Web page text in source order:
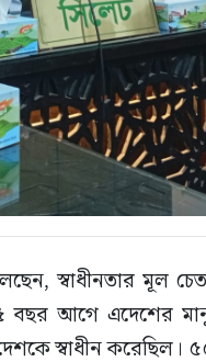
স্বাধীনতার মূল
বছর আগে এদেশের
স্বাধীন করেছিল।